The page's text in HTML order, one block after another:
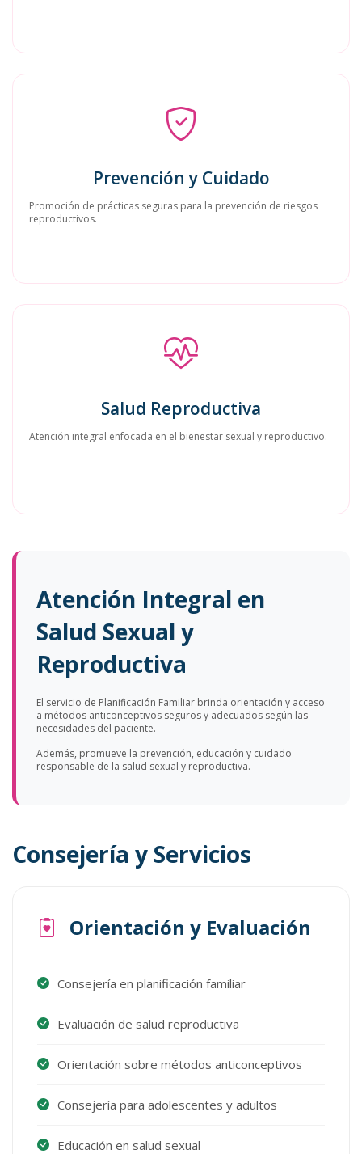
Prevención y Cuidado
Promoción de prácticas seguras para la prevención de riesgos
reproductivos.
Salud Reproductiva
Atención integral enfocada en el bienestar sexual y reproductivo.
Atención Integral en
Salud Sexual y
Reproductiva
El servicio de Planificación Familiar brinda orientación y acceso
a métodos anticonceptivos seguros y adecuados según las
necesidades del paciente.
Además, promueve la prevención, educación y cuidado
responsable de la salud sexual y reproductiva.
Consejería y Servicios
Orientación y Evaluación
Consejería en planificación familiar
Evaluación de salud reproductiva
Orientación sobre métodos anticonceptivos
Consejería para adolescentes y adultos
Educación en salud sexual